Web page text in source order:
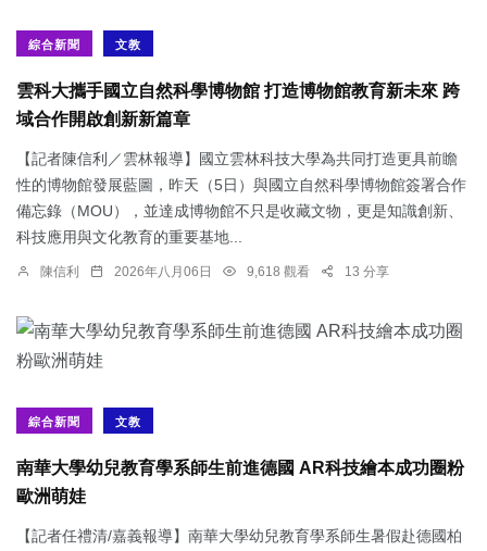
綜合新聞 文教
雲科大攜手國立自然科學博物館 打造博物館教育新未來 跨
域合作開啟創新新篇章
【記者陳信利／雲林報導】國立雲林科技大學為共同打造更具前瞻
性的博物館發展藍圖，昨天（5日）與國立自然科學博物館簽署合作
備忘錄（MOU），並達成博物館不只是收藏文物，更是知識創新、
科技應用與文化教育的重要基地...
陳信利 2026年八月06日 9,618 觀看 13 分享
綜合新聞 文教
南華大學幼兒教育學系師生前進德國 AR科技繪本成功圈粉
歐洲萌娃
【記者任禮清/嘉義報導】南華大學幼兒教育學系師生暑假赴德國柏